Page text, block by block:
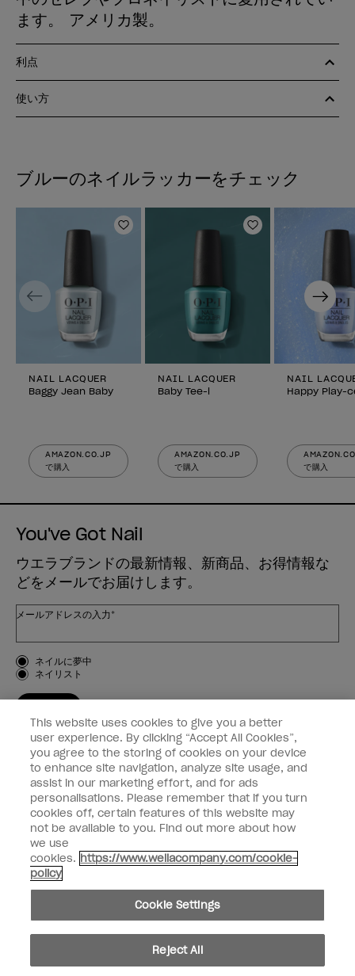
ます。 アメリカ製。
利点
使い方
ブルーのネイルラッカーをチェック
ほしいものリストに追加
NAIL LACQUER
Baggy Jean Baby
AMAZON.CO.JP
で購入
ほしいものリス
NAIL LACQUER
Baby Tee-l
AMAZON.CO.JP
で購入
NAIL
Happy Play-
で購入
Previous Next
You've Got Nail
ウエラブランドの最新情報、新商品、お得情報な
どをメールでお届けします。
メールアドレスの入力*
お客様のタイプ
ネイルに夢中
ネイリスト
OPI
個人情報の取り扱い
facebookinstagram
個人情報を共有または販売しないでください
© Copyright 2024, Wella Operations US LLC, 無断複写・転載を禁じます。
This website uses cookies to give you a better
user experience. By clicking “Accept All Cookies”,
you agree to the storing of cookies on your device
to enhance site navigation, analyze site usage, and
assist in our marketing effort, and for ads
personalisations. Please remember that if you turn
cookies off, certain features of this website may
not be available to you. Find out more about how
we use
cookies. https://www.wellacompany.com/cookie-
policy
Cookie Settings
Reject All